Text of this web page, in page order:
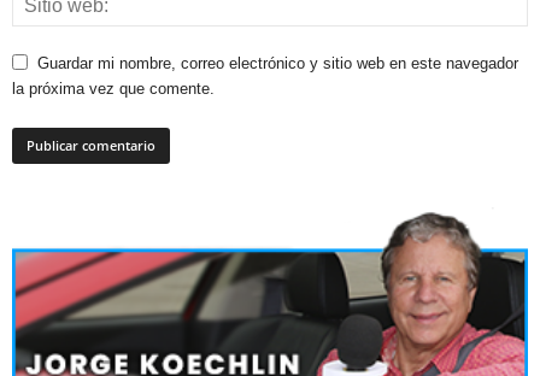
Guardar mi nombre, correo electrónico y sitio web en este navegador
la próxima vez que comente.